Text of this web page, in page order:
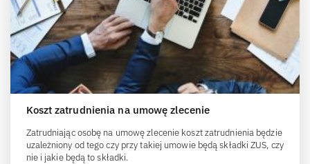
Koszt zatrudnienia na umowę zlecenie
Zatrudniając osobę na umowę zlecenie koszt zatrudnienia będzie
uzależniony od tego czy przy takiej umowie będą składki ZUS, czy
nie i jakie będą to składki.